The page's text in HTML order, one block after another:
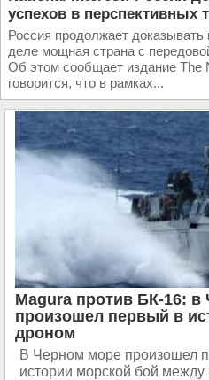
успехов в перспективных
Россия продолжает
деле мощная страна с
Об этом сообщает издание The
говорится, что в рамках...
Magura против БК-16:
произошел первый в
дроном
В Черном море произошел
истории морской бой